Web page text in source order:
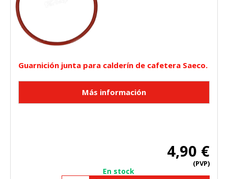
Guarnición junta para calderín de cafetera Saeco.
4,90 €
(PVP)
En stock